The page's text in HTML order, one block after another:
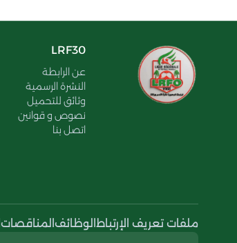
LRF30
عن الرابطة
النشرة الرسمية
وثائق للتحميل
نصوص و قوانين
اتصل بنا
ملفات تعريف الإرتباط الوظائف المناقصات